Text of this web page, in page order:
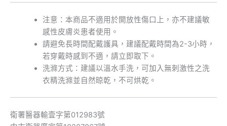
注意：本商品不適用於開放性傷口上，亦不建議敏
感性皮膚炎患者使用。
請避免長時間配戴護具，建議配戴時間為2-3小時，
若穿戴時感到不適，請立即取下。
洗滌方式：建議以溫水手洗，可加入無刺激性之洗
衣精洗滌並自然晾乾，不可烘乾。
衛署醫器輸壹字第012983號